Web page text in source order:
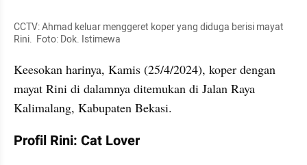
CCTV: Ahmad keluar menggeret koper yang diduga berisi mayat
Rini.  Foto: Dok. Istimewa
Keesokan harinya, Kamis (25/4/2024), koper dengan
mayat Rini di dalamnya ditemukan di Jalan Raya
Kalimalang, Kabupaten Bekasi.
Profil Rini: Cat Lover